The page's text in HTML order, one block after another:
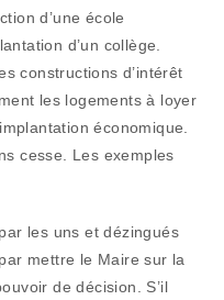
d’une école
d’un collège.
constructions d’intérêt
les logements à loyer
économique.
cesse. Les exemples
les uns et dézingués
mettre le Maire sur la
de décision. S’il